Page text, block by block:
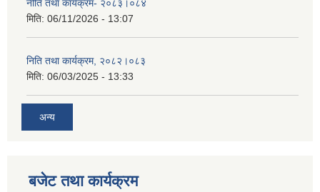
नीति तथा कार्यक्रम- २०८३।०८४
मिति: 06/11/2026 - 13:07
निति तथा कार्यक्रम, २०८२।०८३
मिति: 06/03/2025 - 13:33
अन्य
बजेट तथा कार्यक्रम